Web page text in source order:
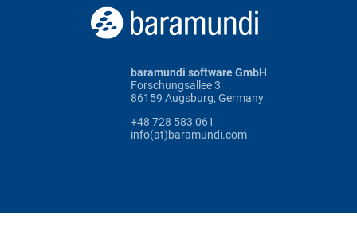
baramundi software GmbH
Forschungsallee 3
86159 Augsburg, Germany
+48 728 583 061
info(at)baramundi.com